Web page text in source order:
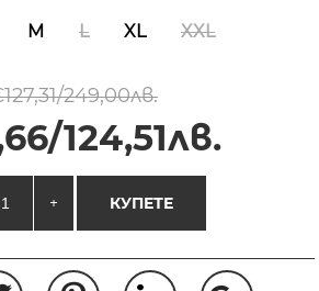
M L XL XXL
249,00лв.
124,51лв.
+ КУПЕТЕ